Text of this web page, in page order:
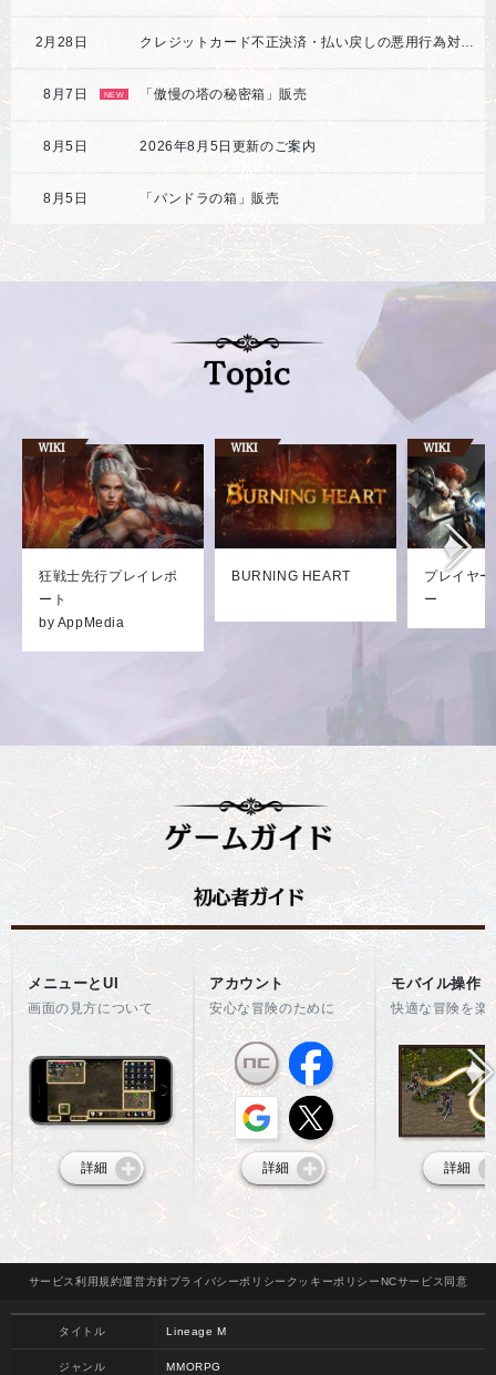
2月28日
8月7日 NEW 「傲慢の塔の秘密箱」販売
8月5日 2026年8月5日更新のご案内
8月5日 「パンドラの箱」販売
狂戦士先行プレイレポ
ート
by AppMedia
BURNING HEART
プレイヤ
ー
メニューとUI
画面の見方について
詳細
アカウント
安心な冒険のために
詳細
モバイル操作
快適な冒険を楽
詳細
サービス 利用規約運営方針プライバシーポリシー クッキーポリシーNCサービス 同意
タイトル Lineage M
ジャンル MMORPG